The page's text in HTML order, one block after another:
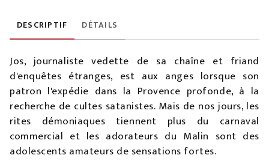
DESCRIPTIF DÉTAILS
Jos, journaliste vedette de sa chaîne et friand
d'enquêtes étranges, est aux anges lorsque son
patron l'expédie dans la Provence profonde, à la
recherche de cultes satanistes. Mais de nos jours, les
rites démoniaques tiennent plus du carnaval
commercial et les adorateurs du Malin sont des
adolescents amateurs de sensations fortes.